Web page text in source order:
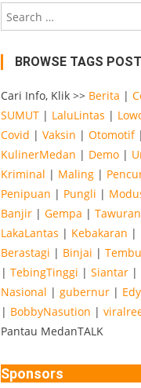
BROWSE TAGS
Cari Info, Klik >> Berita |
SUMUT| LaluLintas |
Covid | Vaksin | Otomotif|
KulinerMedan | Demo|
Kriminal | Maling|
Penipuan | Pungli |
Banjir| Gempa | Tawuran
LakaLantas | Kebakaran |
Berastagi | Binjai |
| TebingTinggi | Siantar|
Nasional | gubernur|
| BobbyNasution |
Pantau MedanTALK
Sponsors